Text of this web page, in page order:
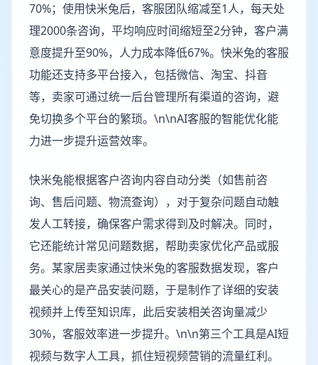
70%；使用快米兔后，客服团队缩减至1人，每天处
理2000条咨询，平均响应时间缩短至2分钟，客户满
意度提升至90%，人力成本降低67%。快米兔的客服
功能还支持多平台接入，包括微信、淘宝、抖音
等，卖家可通过统一后台管理所有渠道的咨询，避
免切换多个平台的繁琐。\n\nAI客服的智能优化能
力进一步提升运营效率。
快米兔能根据客户咨询内容自动分类（如售前咨
询、售后问题、物流查询），对于复杂问题自动触
发人工转接，确保客户需求得到及时解决。同时，
它还能统计常见问题数据，帮助卖家优化产品或服
务。某家居卖家通过快米兔的客服数据发现，客户
最关心的是产品安装问题，于是制作了详细的安装
视频并上传至知识库，此后安装相关咨询量减少
30%，客服效率进一步提升。\n\n第三个工具是AI短
视频与数字人工具，抓住短视频营销的流量红利。